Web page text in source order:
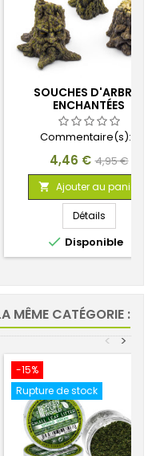
SOUCHES D'ARBRES
ENCHANTÉES
Commentaire(s):
Prix
4,46 € Prix
de
base
4,95 €
 Ajouter au panier
Détails
 Disponible
MÊME CATÉGORIE :
>
<
-15%
Rupture de stock